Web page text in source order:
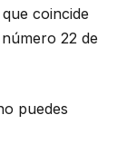
coincide
22 de
puedes